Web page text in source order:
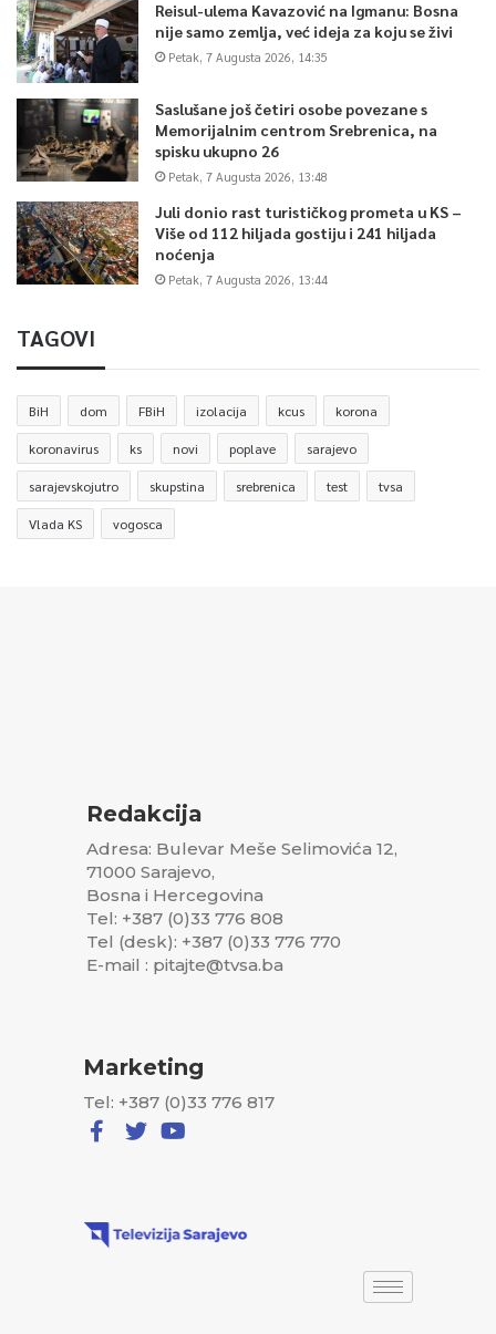
Reisul-ulema Kavazović na Igmanu: Bosna
nije samo zemlja, već ideja za koju se živi
Petak, 7 Augusta 2026, 14:35
Saslušane još četiri osobe povezane s
Memorijalnim centrom Srebrenica, na
spisku ukupno 26
Petak, 7 Augusta 2026, 13:48
Juli donio rast turističkog prometa u KS –
Više od 112 hiljada gostiju i 241 hiljada
noćenja
Petak, 7 Augusta 2026, 13:44
TAGOVI
BiH dom FBiH izolacija kcus korona
koronavirus ks novi poplave sarajevo
sarajevskojutro skupstina srebrenica test tvsa
Vlada KS vogosca
Redakcija
Adresa: Bulevar Meše Selimovića 12,
71000 Sarajevo,
Bosna i Hercegovina
Tel: +387 (0)33 776 808
Tel (desk): +387 (0)33 776 770
E-mail : pitajte@tvsa.ba
Marketing
Tel: +387 (0)33 776 817